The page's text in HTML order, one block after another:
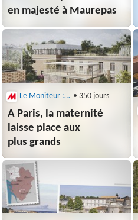
en majesté à Maurepas
Le Moniteur : Architecture • 350 jours
A Paris, la maternité
laisse place aux
plus grands